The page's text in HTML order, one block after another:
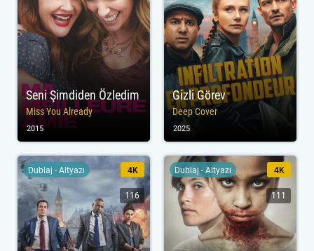
Seni Şimdiden Özledim
Miss You Already
2015
Gizli Görev
Deep Cover
2025
Dublaj - Altyazı 4K
116
Dublaj - Altyazı 4K
111